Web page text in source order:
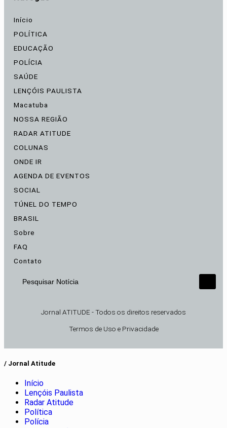
Início
POLÍTICA
EDUCAÇÃO
POLÍCIA
SAÚDE
LENÇÓIS PAULISTA
Macatuba
NOSSA REGIÃO
RADAR ATITUDE
COLUNAS
ONDE IR
AGENDA DE EVENTOS
SOCIAL
TÚNEL DO TEMPO
BRASIL
Sobre
FAQ
Contato
Pesquisar Notícia
Jornal ATITUDE - Todos os direitos reservados
Termos de Uso e Privacidade
/ Jornal Atitude
Início
Lençóis Paulista
Radar Atitude
Política
Polícia